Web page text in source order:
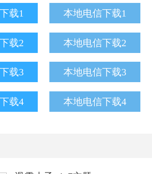
载1
载2
载3
载4
本地电信下载1
本地电信下载2
本地电信下载3
本地电信下载4